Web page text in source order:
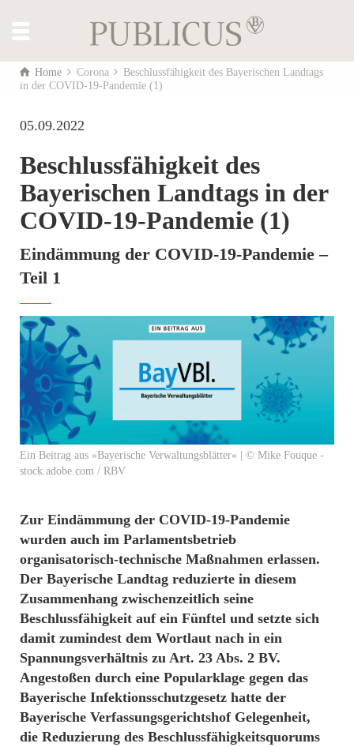
Home Corona
Beschlussfähigkeit des Bayerischen Landtags
in der COVID-19-Pandemie (1)
05.09.2022
Beschlussfähigkeit des
Bayerischen Landtags in der
COVID-19-Pandemie (1)
Eindämmung der COVID-19-Pandemie –
Teil 1
Ein Beitrag aus »Bayerische Verwaltungsblätter« | © Mike Fouque -
stock.adobe.com / RBV
Zur Eindämmung der COVID-19-Pandemie
wurden auch im Parlamentsbetrieb
organisatorisch-technische Maßnahmen erlassen.
Der Bayerische Landtag reduzierte in diesem
Zusammenhang zwischenzeitlich seine
Beschlussfähigkeit auf ein Fünftel und setzte sich
damit zumindest dem Wortlaut nach in ein
Spannungsverhältnis zu Art. 23 Abs. 2 BV.
Angestoßen durch eine Popularklage gegen das
Bayerische Infektionsschutzgesetz hatte der
Bayerische Verfassungsgerichtshof Gelegenheit,
die Reduzierung des Beschlussfähigkeitsquorums